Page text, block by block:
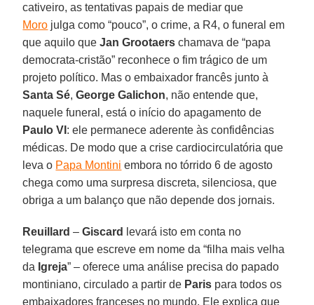
cativeiro, as tentativas papais de mediar que
Moro julga como “pouco”, o crime, a R4, o funeral em
que aquilo queJan Grootaers chamava de “papa
democrata-cristão” reconhece o fim trágico de um
projeto político. Mas o embaixador francês junto à
Santa Sé,George Galichon, não entende que,
naquele funeral, está o início do apagamento de
Paulo VI : ele permanece aderente às confidências
médicas. De modo que a crise cardiocirculatória que
leva o Papa Montini embora no tórrido 6 de agosto
chega como uma surpresa discreta, silenciosa, que
obriga a um balanço que não depende dos jornais.
Reuillard –Giscard
levará isto em conta no
telegrama que escreve em nome da “filha mais velha
da Igreja” – oferece uma análise precisa do papado
montiniano, circulado a partir de Paris para todos os
embaixadores franceses no mundo. Ele explica que